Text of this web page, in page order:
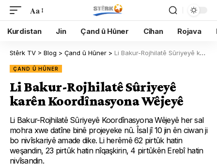
Aa
Kurdistan Jin Çand û Hûner Cîhan Rojava
Stêrk TV > Blog > Çand û Hûner > Li Bakur-Rojhilatê Sûriyeyê karên Koordînasyona Wêjeyê
ÇAND Û HÛNER
Li Bakur-Rojhilatê Sûriyeyê
karên Koordînasyona Wêjeyê
Li Bakur-Rojhilatê Sûriyeyê Koordînasyona Wêjeyê her sal
mohra xwe datîne binê projeyeke nû. Îsal jî 10 jin ên ciwan ji
bo nivîskariyê amade dike. Li herêmê 62 pirtûk hatin
weşandin, 23 pirtûk hatin nîqaşkirin, 4 pirtûkên Erebî hatin
nivîsandin.